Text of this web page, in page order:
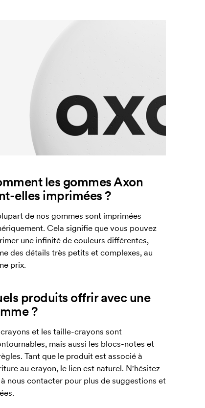
les gommes Axon
elles imprimées ?
de nos gommes sont imprimées
Cela signifie que vous pouvez
une infinité de couleurs différentes,
des détails très petits et complexes, au
prix.
produits offrir avec une
?
et les taille-crayons sont
mais aussi les blocs-notes et
Tant que le produit est associé à
au crayon, le lien est naturel. N'hésitez
nous contacter pour plus de suggestions et